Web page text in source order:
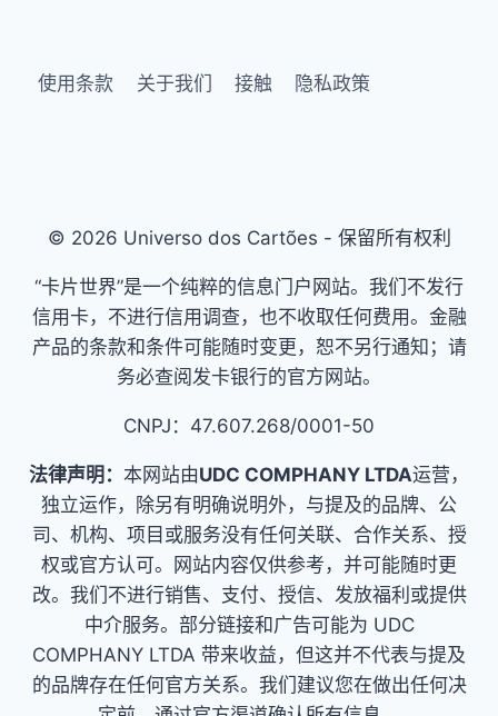
使用条款 关于我们 接触 隐私政策
© 2026 Universo dos Cartões - 保留所有权利
“卡片世界”是一个纯粹的信息门户网站。我们不发行
信用卡，不进行信用调查，也不收取任何费用。金融
产品的条款和条件可能随时变更，恕不另行通知；请
务必查阅发卡银行的官方网站。
CNPJ：47.607.268/0001-50
法律声明： 本网站由UDC COMPHANY LTDA运营，
独立运作，除另有明确说明外，与提及的品牌、公
司、机构、项目或服务没有任何关联、合作关系、授
权或官方认可。网站内容仅供参考，并可能随时更
改。我们不进行销售、支付、授信、发放福利或提供
中介服务。部分链接和广告可能为 UDC
COMPHANY LTDA 带来收益，但这并不代表与提及
的品牌存在任何官方关系。我们建议您在做出任何决